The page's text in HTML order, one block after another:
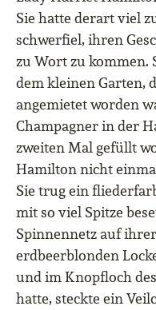
Sie hatte derart viel
schwerfiel, ihren
zu Wort zu kommen.
dem kleinen Garten,
angemietet worden
Champagner in der
zweiten Mal gefüllt
Hamilton nicht
Sie trug ein
mit so viel Spitze
Spinnennetz auf
erdbeerblonden
und im Knopfloch
hatte, steckte ein